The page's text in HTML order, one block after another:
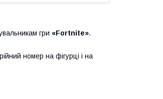
гри «Fortnite».
номер на фігурці і на